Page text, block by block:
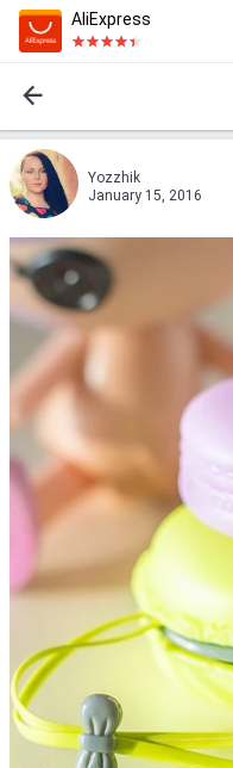
AliExpress
Yozzhik
January 15, 2016